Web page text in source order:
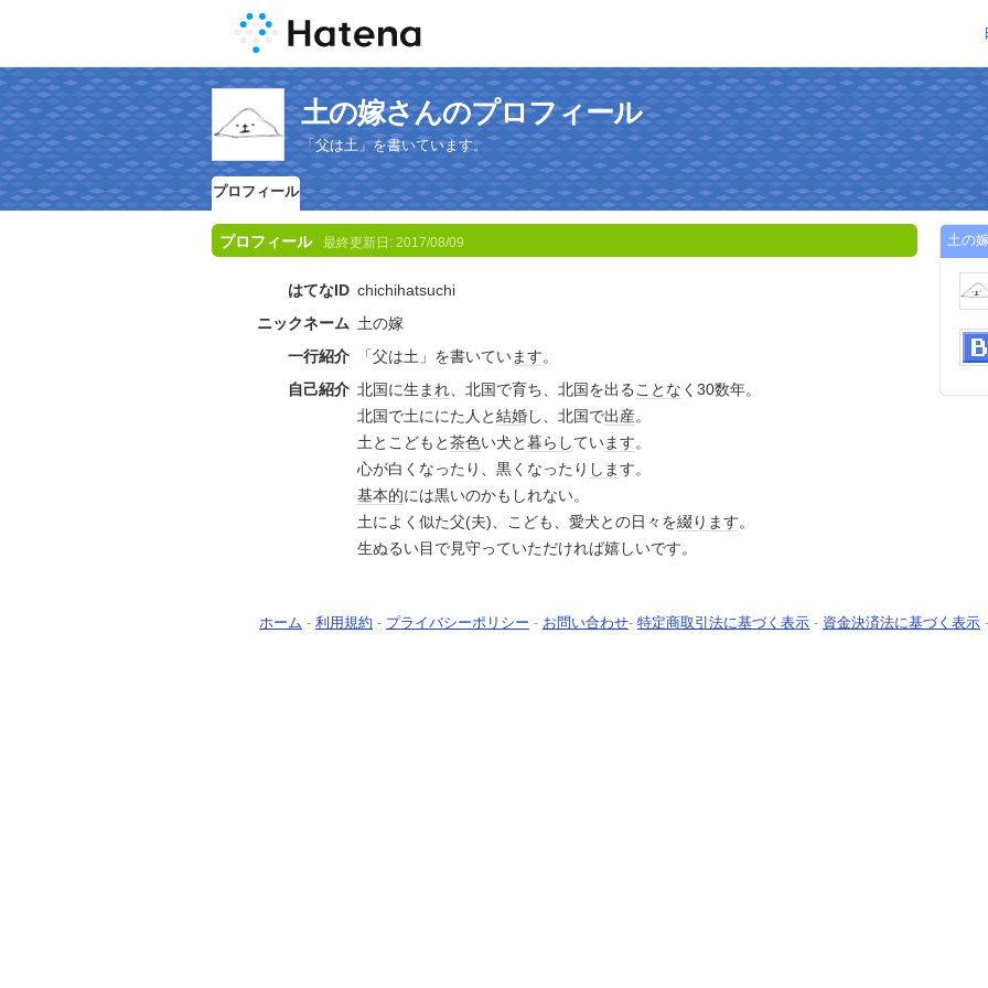
土の嫁さんのプロフィール
「父は土」を書いています。
プロフィール
プロフィール 最終更新日: 2017/08/09
はてなID chichihatsuchi
ニックネーム 土の嫁
一行紹介
「父は土」を書いています。
自己紹介 北国に生まれ、北国で育ち、北国を出ることな く30数年。
北国で土ににた人と結婚し、北国で出産。
土とこどもと茶色い犬と暮らしています。
心が白くなったり、黒くなったり します。
基本的には黒いのかもしれない。
土によく似た父(夫)、こども、愛犬との日々を綴り ます。
生ぬるい目で見守っていただければ嬉しいです。
土の
ホーム - 利用規約 - プライバシーポリシー - お問い合わせ- 特定商取引法に基づく表示 - 資金決済法に基づく表示 -